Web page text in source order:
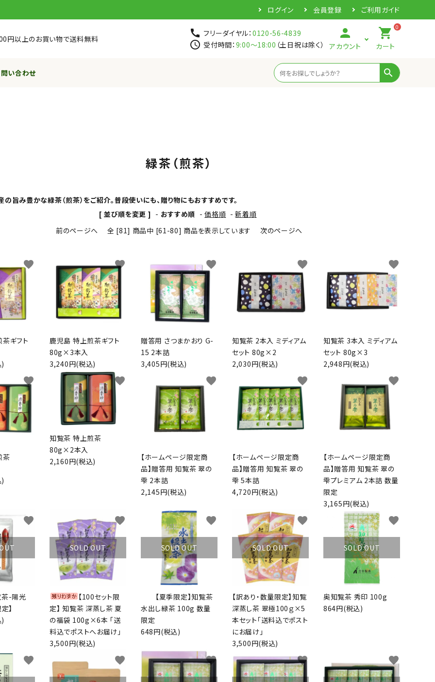
ログイン 会員登録 ご利用ガイド
円以上のお買い物で送料無料 call フリーダイヤル： 0120-56-4839
schedule 受付時間： 9:00～18:00 （土日祝は除く）
person
アカウント
0
shopping_cart
カート
い合わせ search
緑茶（煎茶）
の旨み豊かな緑茶（煎茶）をご紹介。普段使いにも、贈り物にもおすすめです。
[ 並び順を変更 ] - おすすめ順 -価格順 -新着順
前のページへ
全 [81] 商品中 [61-80] 商品を表示しています 次のページへ
ギフト
favorite
鹿児島 特上煎茶ギフト
80g×3本入
3,240円(税込)
favorite
贈答用 さつまかおり G-
15 2本詰
3,405円(税込)
favorite
知覧茶 2本入 ミディアム
セット 80g×2
2,030円(税込)
favorite
知覧茶 3本入 ミディアム
セット 80g×3
2,948円(税込)
favorite
茶
favorite
知覧茶 特上煎茶
80g×2本入
2,160円(税込)
favorite
【ホームページ限定商
品】贈答用 知覧茶 翠の
雫 2本詰
2,145円(税込)
favorite
【ホームページ限定商
品】贈答用 知覧茶 翠の
雫 5本詰
4,720円(税込)
favorite
【ホームページ限定商
品】贈答用 知覧茶 翠の
雫プレミアム 2本詰 数量
限定
3,165円(税込)
favorite
茶-陽光
】
favorite
SOLD OUT
【100セット限
定】 知覧茶 深蒸し茶 夏
の福袋 100g×6本 「送
料込でポストへお届け」
3,500円(税込)
favorite
SOLD OUT
【夏季限定】知覧茶
水出し緑茶 100g 数量
限定
648円(税込)
favorite
SOLD OUT
【訳あり・数量限定】知覧
深蒸し茶 翠極100ｇ×5
本セット「送料込でポスト
にお届け」
3,500円(税込)
favorite
SOLD OUT
奥知覧茶 秀印 100g
864円(税込)
favorite
favorite favorite favorite favorite favorite